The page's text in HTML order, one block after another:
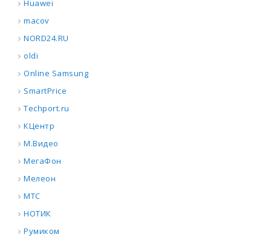
Huawei
macov
NORD24.RU
oldi
Online Samsung
SmartPrice
Techport.ru
КЦентр
М.Видео
МегаФон
Мелеон
МТС
НОТИК
Румиком